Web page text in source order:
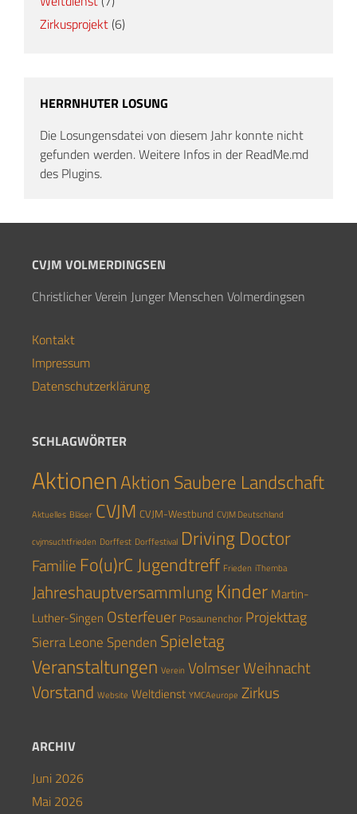
Zirkusprojekt (6)
HERRNHUTER LOSUNG
Die Losungensdatei von diesem Jahr konnte nicht
gefunden werden. Weitere Infos in der ReadMe.md
des Plugins.
CVJM VOLMERDINGSEN
Christlicher Verein Junger Menschen Volmerdingsen
Kontakt
Impressum
Datenschutzerklärung
SCHLAGWÖRTER
AktionenAktion Saubere Landschaft
Aktuelles Bläser CVJM CVJM-Westbund CVJM Deutschland
cvjmsuchtfrieden Dorffest Dorffestival Driving Doctor
Familie Fo(u)rC Jugendtreff Frieden iThemba
JahreshauptversammlungKinder Martin-
Luther-Singen Osterfeuer Posaunenchor Projekttag
Sierra Leone Spenden Spieletag
Veranstaltungen Verein Volmser Weihnacht
Vorstand Website Weltdienst YMCAeurope Zirkus
ARCHIV
Juni 2026
Mai 2026